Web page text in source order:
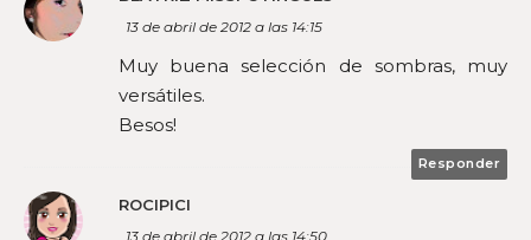
13 de abril de 2012 a las 14:15
Muy buena selección de sombras, muy
versátiles.
Besos!
Responder
ROCIPICI
13 de abril de 2012 a las 14:50